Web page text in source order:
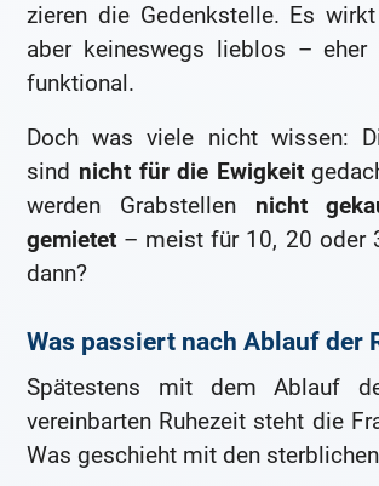
zieren die Gedenkstelle. Es
aber keineswegs lieblos – eher
funktional.
Doch was viele nicht wissen:
sind nicht für die Ewigkeit
werden Grabstellen nicht
gemietet – meist für 10, 20 oder
dann?
Was passiert nach Ablauf der
Spätestens mit dem Ablauf
vereinbarten Ruhezeit steht die
Was geschieht mit den